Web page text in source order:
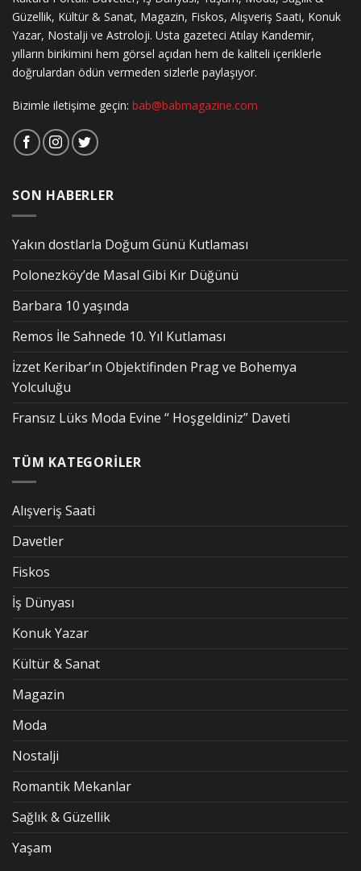
Güzellik, Kültür & Sanat, Magazin, Fiskos, Alışveriş Saati, Konuk
Yazar, Nostalji ve Astroloji. Usta gazeteci Atılay Kandemir,
yılların birikimini hem görsel açıdan hem de kaliteli içeriklerle
doğrulardan ödün vermeden sizlerle paylaşıyor.
Bizimle iletişime geçin: bab@babmagazine.com
SON HABERLER
Yakın dostlarla Doğum Günü Kutlaması
Polonezköy’de Masal Gibi Kır Düğünü
Barbara 10 yaşında
Remos İle Sahnede 10. Yıl Kutlaması
İzzet Keribar’ın Objektifinden Prag ve Bohemya
Yolculuğu
Fransız Lüks Moda Evine “ Hoşgeldiniz” Daveti
TÜM KATEGORİLER
Alışveriş Saati
Davetler
Fiskos
İş Dünyası
Konuk Yazar
Kültür & Sanat
Magazin
Moda
Nostalji
Romantik Mekanlar
Sağlık & Güzellik
Yaşam